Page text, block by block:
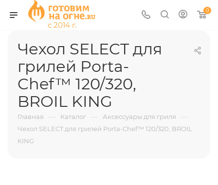
0
Чехол SELECT для
грилей Porta-
Chef™ 120/320,
BROIL KING
Главная — Каталог — Аксессуары для гриля —
Чехол SELECT для грилей Porta-Chef™ 120/320, BROIL
KING